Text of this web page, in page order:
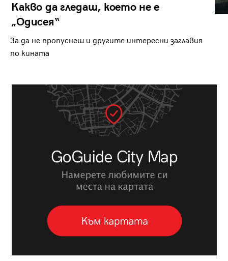
Какво да гледаш, което не е
„Одисея“
За да не пропуснеш и другите интересни заглавия
по кината